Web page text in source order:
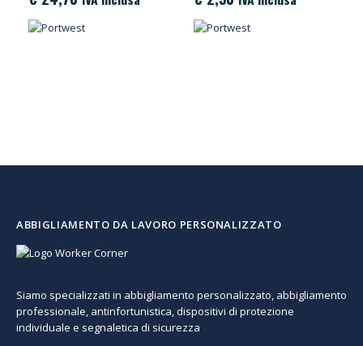
ABBIGLIAMENTO DA LAVORO PERSONALIZZATO
Siamo specializzati in abbigliamento personalizzato, abbigliamento
professionale, antinfortunistica, dispositivi di protezione
individuale e segnaletica di sicurezza